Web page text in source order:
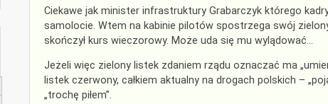
Ciekawe jak minister infrastruktury Grabarczyk którego
samolocie. Wtem na kabinie pilotów spostrzega swój
skończył kurs wieczorowy. Może uda się mu wylądować…
Jeżeli więc zielony listek zdaniem rządu oznaczać ma
listek czerwony, całkiem aktualny na drogach polskich –
„trochę piłem”.